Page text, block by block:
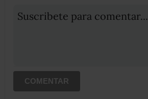
Suscribete para comentar...
COMENTAR